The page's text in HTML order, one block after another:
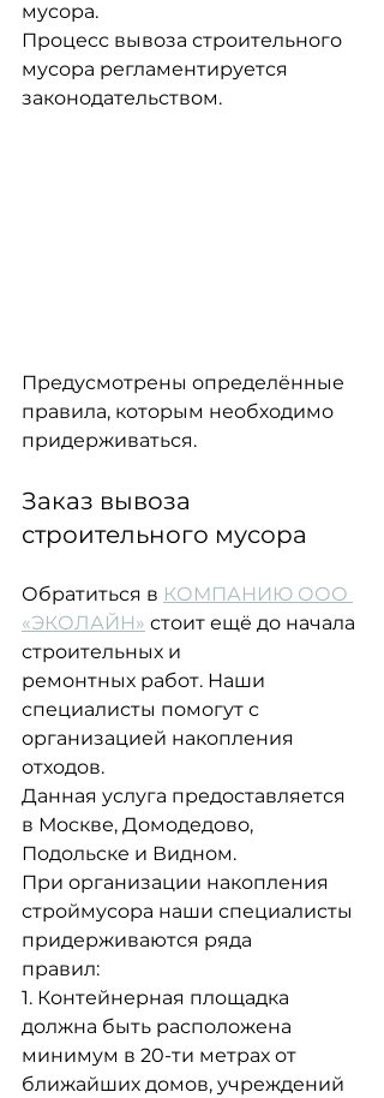
мусора.
Процесс вывоза строительного
мусора регламентируется
законодательством.
Предусмотрены определённые
правила, которым необходимо
придерживаться.
Заказ вывоза
строительного мусора
Обратиться в КОМПАНИЮ ООО
«ЭКОЛАЙН» стоит ещё до начала
строительных и
ремонтных работ. Наши
специалисты помогут с
организацией накопления
отходов.
Данная услуга предоставляется
в Москве, Домодедово,
Подольске и Видном.
При организации накопления
строймусора наши специалисты
придерживаются ряда
правил:
1. Контейнерная площадка
должна быть расположена
минимум в 20-ти метрах от
ближайших домов, учреждений